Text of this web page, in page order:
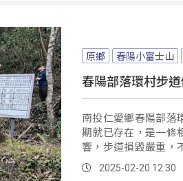
原鄉 春陽小富士山
春陽部落環村步
南投仁愛鄉春陽部落
期就已存在，是一條
響，步道損毀嚴重，
處。2025-02-20 12:30